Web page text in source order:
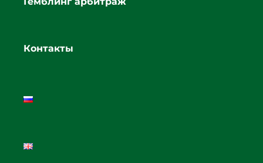
Контакты